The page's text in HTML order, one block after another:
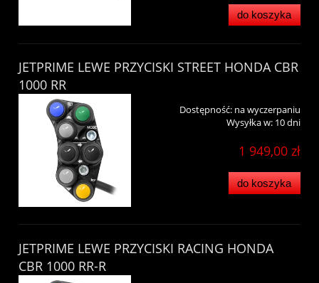
do koszyka
JETPRIME LEWE PRZYCISKI STREET HONDA CBR
1000 RR
Dostępność: na wyczerpaniu
Wysyłka w: 10 dni
1 949,00 zł
do koszyka
JETPRIME LEWE PRZYCISKI RACING HONDA
CBR 1000 RR-R